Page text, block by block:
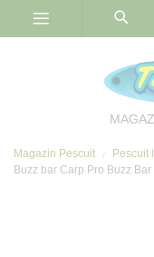
Magazin Pescuit Pescuit
Buzz bar Carp Pro Buzz